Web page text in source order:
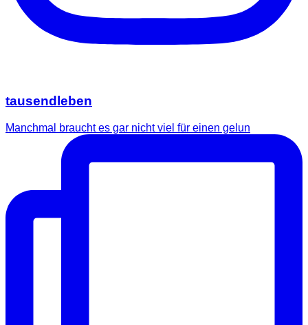
tausendleben
Manchmal braucht es gar nicht viel für einen gelun